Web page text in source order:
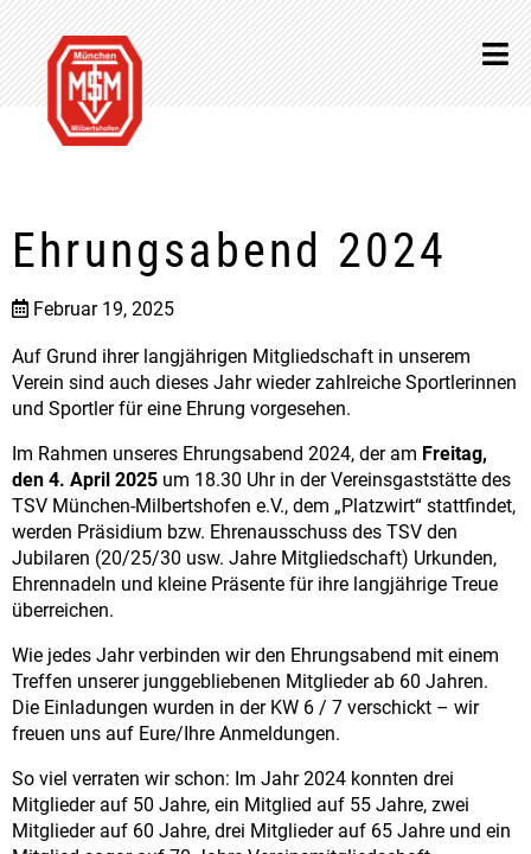
Ehrungsabend 2024
Februar 19, 2025
Auf Grund ihrer langjährigen Mitgliedschaft in unserem
Verein sind auch dieses Jahr wieder zahlreiche Sportlerinnen
und Sportler für eine Ehrung vorgesehen.
Im Rahmen unseres Ehrungsabend 2024, der am Freitag,
den 4. April 2025 um 18.30 Uhr in der Vereinsgaststätte des
TSV München-Milbertshofen e.V., dem „Platzwirt“ stattfindet,
werden Präsidium bzw. Ehrenausschuss des TSV den
Jubilaren (20/25/30 usw. Jahre Mitgliedschaft) Urkunden,
Ehrennadeln und kleine Präsente für ihre langjährige Treue
überreichen.
Wie jedes Jahr verbinden wir den Ehrungsabend mit einem
Treffen unserer junggebliebenen Mitglieder ab 60 Jahren.
Die Einladungen wurden in der KW 6 / 7 verschickt – wir
freuen uns auf Eure/Ihre Anmeldungen.
So viel verraten wir schon: Im Jahr 2024 konnten drei
Mitglieder auf 50 Jahre, ein Mitglied auf 55 Jahre, zwei
Mitglieder auf 60 Jahre, drei Mitglieder auf 65 Jahre und ein